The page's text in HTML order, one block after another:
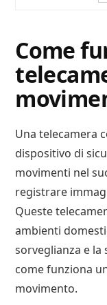
Come
Una telecamera
dispositivo di
movimenti nel
registrare
Queste
ambienti
sorveglianza e la
come funziona
movimento.